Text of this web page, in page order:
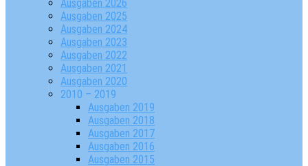
Ausgaben 2026
Ausgaben 2025
Ausgaben 2024
Ausgaben 2023
Ausgaben 2022
Ausgaben 2021
Ausgaben 2020
2010 – 2019
Ausgaben 2019
Ausgaben 2018
Ausgaben 2017
Ausgaben 2016
Ausgaben 2015